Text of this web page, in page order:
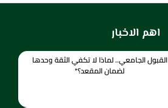
اهم الاخبار
القبول الجامعي.. لماذا لا تكفي الثقة وحدها
لضمان المقعد؟*